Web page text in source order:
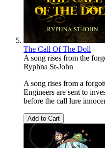
The Call Of The Doll
A song rises from the
Ryphna St-John
A song rises from a
Engineers are sent to
before the call lure
Add to Cart